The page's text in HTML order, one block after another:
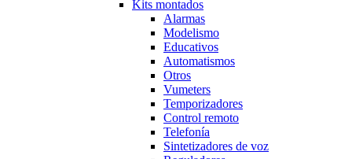
Kits montados
Alarmas
Modelismo
Educativos
Automatismos
Otros
Vumeters
Temporizadores
Control remoto
Telefonía
Sintetizadores de voz